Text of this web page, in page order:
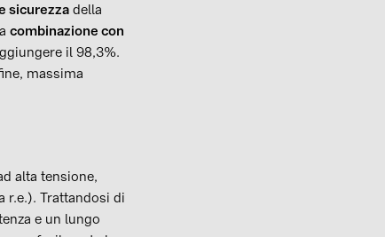
sicurezzadella
combinazione con
il 98,3%.
massima
alta tensione,
r.e.). Trattandosi di
e un lungo